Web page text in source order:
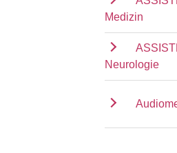
Medizin
Neurologie